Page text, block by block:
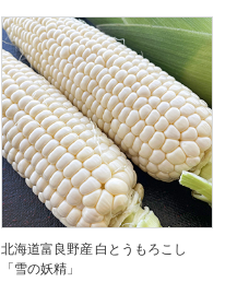
北海道富良野産 白とうもろこし
「雪の妖精」